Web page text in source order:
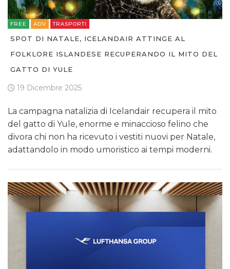
FREE ADV TRASPORTI
SPOT DI NATALE, ICELANDAIR ATTINGE AL
FOLKLORE ISLANDESE RECUPERANDO IL MITO DEL
GATTO DI YULE
19 Dicembre 2025
La campagna natalizia di Icelandair recupera il mito
del gatto di Yule, enorme e minaccioso felino che
divora chi non ha ricevuto i vestiti nuovi per Natale,
adattandolo in modo umoristico ai tempi moderni.